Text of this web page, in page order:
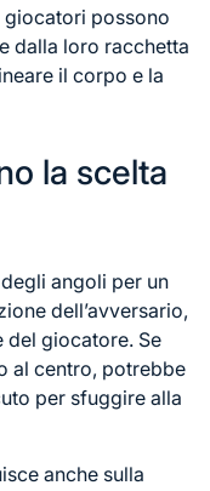
giocatori possono
dalla loro racchetta
il corpo e la
la scelta
angoli per un
dell’avversario,
del giocatore. Se
al centro, potrebbe
per sfuggire alla
anche sulla